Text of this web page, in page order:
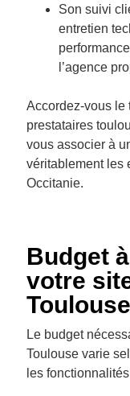
Son suivi
entretien
l’agence
Accordez-vous le
prestataires
vous associer à
véritablement les
Occitanie.
Budget
votre
Toulouse
Le budget
Toulouse varie
les